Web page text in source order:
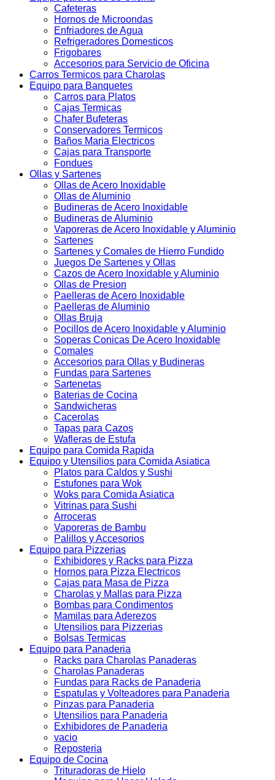
Cafeteras
Hornos de Microondas
Enfriadores de Agua
Refrigeradores Domesticos
Frigobares
Accesorios para Servicio de Oficina
Carros Termicos para Charolas
Equipo para Banquetes
Carros para Platos
Cajas Termicas
Chafer Bufeteras
Conservadores Termicos
Baños Maria Electricos
Cajas para Transporte
Fondues
Ollas y Sartenes
Ollas de Acero Inoxidable
Ollas de Aluminio
Budineras de Acero Inoxidable
Budineras de Aluminio
Vaporeras de Acero Inoxidable y Aluminio
Sartenes
Sartenes y Comales de Hierro Fundido
Juegos De Sartenes y Ollas
Cazos de Acero Inoxidable y Aluminio
Ollas de Presion
Paelleras de Acero Inoxidable
Paelleras de Aluminio
Ollas Bruja
Pocillos de Acero Inoxidable y Aluminio
Soperas Conicas De Acero Inoxidable
Comales
Accesorios para Ollas y Budineras
Fundas para Sartenes
Sartenetas
Baterias de Cocina
Sandwicheras
Cacerolas
Tapas para Cazos
Wafleras de Estufa
Equipo para Comida Rapida
Equipo y Utensilios para Comida Asiatica
Platos para Caldos y Sushi
Estufones para Wok
Woks para Comida Asiatica
Vitrinas para Sushi
Arroceras
Vaporeras de Bambu
Palillos y Accesorios
Equipo para Pizzerias
Exhibidores y Racks para Pizza
Hornos para Pizza Electricos
Cajas para Masa de Pizza
Charolas y Mallas para Pizza
Bombas para Condimentos
Mamilas para Aderezos
Utensilios para Pizzerias
Bolsas Termicas
Equipo para Panaderia
Racks para Charolas Panaderas
Charolas Panaderas
Fundas para Racks de Panaderia
Espatulas y Volteadores para Panaderia
Pinzas para Panaderia
Utensilios para Panaderia
Exhibidores de Panaderia
vacio
Reposteria
Equipo de Cocina
Trituradoras de Hielo